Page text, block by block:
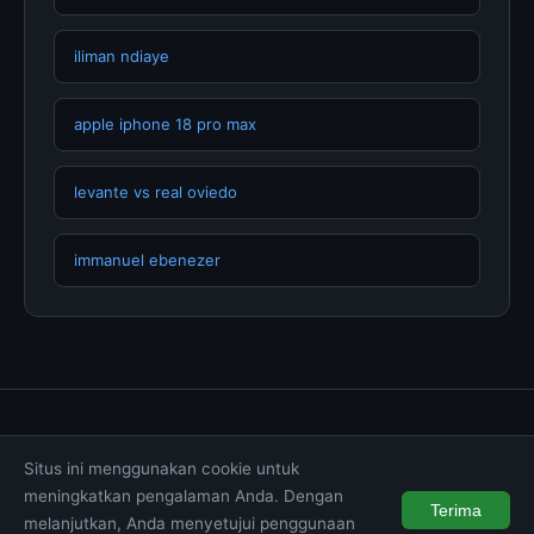
iliman ndiaye
apple iphone 18 pro max
levante vs real oviedo
immanuel ebenezer
Syarat & Ketentuan
© 2026 muktibox.com. All rights reserved.
Situs ini menggunakan cookie untuk
meningkatkan pengalaman Anda. Dengan
melanjutkan, Anda menyetujui penggunaan
Terima